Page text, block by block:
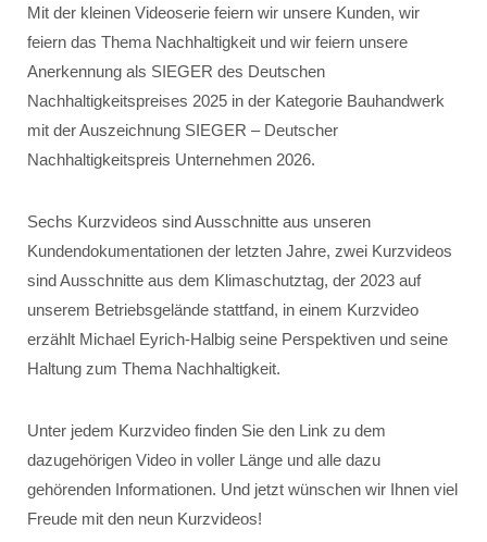
Mit der kleinen Videoserie feiern wir unsere Kunden, wir
feiern das Thema Nachhaltigkeit und wir feiern unsere
Anerkennung als SIEGER des Deutschen
Nachhaltigkeitspreises 2025 in der Kategorie Bauhandwerk
mit der Auszeichnung SIEGER – Deutscher
Nachhaltigkeitspreis Unternehmen 2026.
Sechs Kurzvideos sind Ausschnitte aus unseren
Kundendokumentationen der letzten Jahre, zwei Kurzvideos
sind Ausschnitte aus dem Klimaschutztag, der 2023 auf
unserem Betriebsgelände stattfand, in einem Kurzvideo
erzählt Michael Eyrich-Halbig seine Perspektiven und seine
Haltung zum Thema Nachhaltigkeit.
Unter jedem Kurzvideo finden Sie den Link zu dem
dazugehörigen Video in voller Länge und alle dazu
gehörenden Informationen. Und jetzt wünschen wir Ihnen viel
Freude mit den neun Kurzvideos!